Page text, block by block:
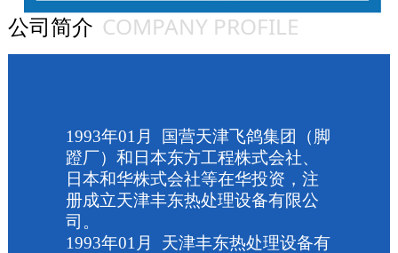
公司简介 COMPANY PROFILE
1993年01 月
国营天津飞鸽集团（脚
蹬厂）和日本东方工程株式会社、
日本和华株式会社等在华投资，注
册成立天津丰东热处理设备有限公
司。
1993年01 月
天津丰东热处理设备有